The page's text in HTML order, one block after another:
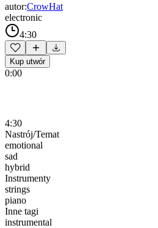
autor:CrowHat
electronic
4:30
Kup utwór
0:00
4:30
Nastrój/Temat
emotional
sad
hybrid
Instrumenty
strings
piano
Inne tagi
instrumental